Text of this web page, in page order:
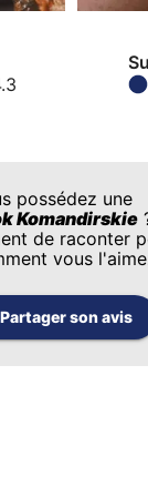
possédez une
Komandirskie
de raconter
vous
Partager son avis